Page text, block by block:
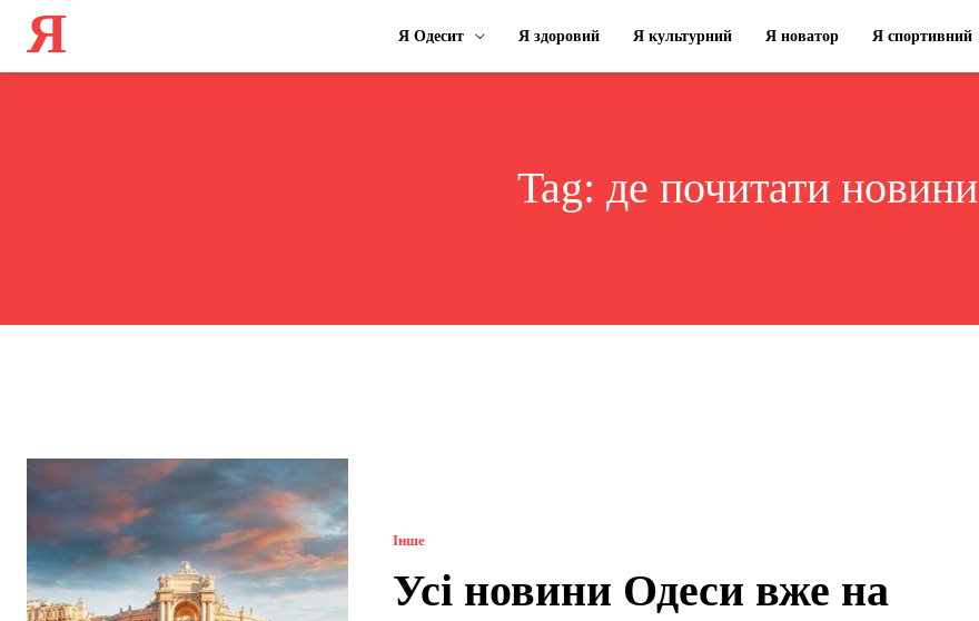
Я Я Одесит Я здоровий Я культурний Я новатор Я спортивний
Tag: де почитати новини
Інше
Усі новини Одеси вже на